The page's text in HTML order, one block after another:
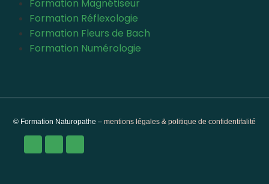
Formation Magnétiseur
Formation Réflexologie
Formation Fleurs de Bach
Formation Numérologie
© Formation Naturopathe – mentions légales & politique de confidentifalité